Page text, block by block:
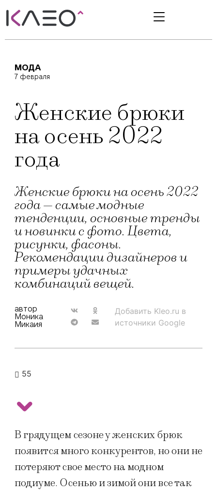
МОДА
7 февраля
Женские брюки
на осень 2022
года
Женские брюки на осень 2022
года — самые модные
тенденции, основные тренды
и новинки с фото. Цвета,
рисунки, фасоны.
Рекомендации дизайнеров и
примеры удачных
комбинаций вещей.
автор
Моника
Микаия
Добавить Kleo.ru в
источники Google
55
В грядущем сезоне у женских брюк
появится много конкурентов, но они не
потеряют свое место на модном
подиуме. Осенью и зимой они все так